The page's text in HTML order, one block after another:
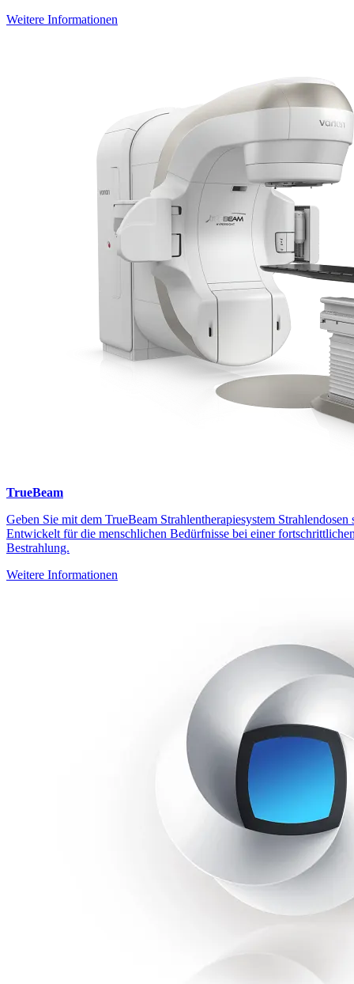
Weitere Informationen
TrueBeam
Geben Sie mit dem TrueBeam Strahlentherapiesystem
Entwickelt für die menschlichen Bedürfnisse bei einer
Bestrahlung.
Weitere Informationen